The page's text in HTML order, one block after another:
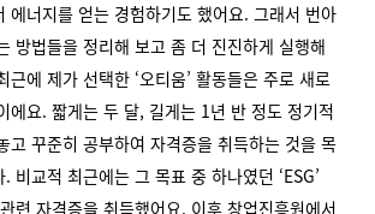
에너지를 얻는 경험하기도 했어요. 그래서 번아
방법들을 정리해 보고 좀 더 진진하게 실행해
근에 제가 선택한 ‘오티움’ 활동들은 주로 새로
에요. 짧게는 두 달, 길게는 1년 반 정도 정기적
고 꾸준히 공부하여 자격증을 취득하는 것을 목
비교적 최근에는 그 목표 중 하나였던 ‘ESG’
련 자격증을 취득했어요. 이후 창업진흥원에서